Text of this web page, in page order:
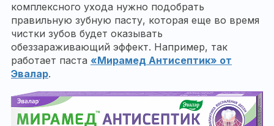
комплексного ухода нужно подобрать
правильную зубную пасту, которая еще во время
чистки зубов будет оказывать
обеззараживающий эффект. Например, так
работает паста «Мирамед Антисептик» от
Эвалар.